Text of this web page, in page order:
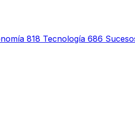
818 Tecnología 686